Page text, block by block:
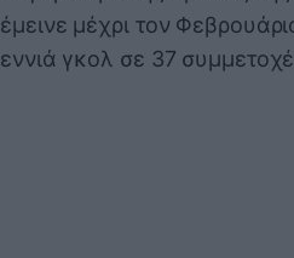
έμεινε μέχρι τον
εννιά γκολ σε 37